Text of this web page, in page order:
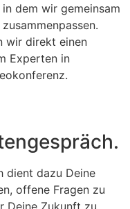
dem wir gemeinsam
wir direkt einen
Experten in
dient dazu Deine
offene Fragen zu